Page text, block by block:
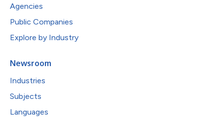
Agencies
Public Companies
Explore by Industry
Newsroom
Industries
Subjects
Languages